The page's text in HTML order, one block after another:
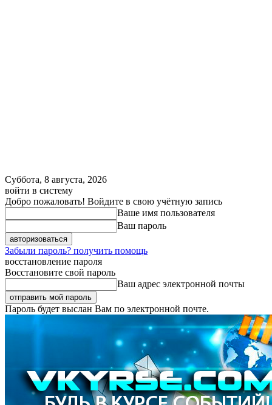
Суббота, 8 августа, 2026
войти в систему
Добро пожаловать! Войдите в свою учётную запись
Ваше имя пользователя
Ваш пароль
Забыли пароль? получить помощь
восстановление пароля
Восстановите свой пароль
Ваш адрес электронной почты
Пароль будет выслан Вам по электронной почте.